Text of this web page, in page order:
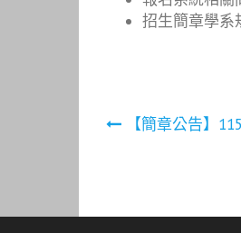
招生簡章學系
文
導
【簡章公告】